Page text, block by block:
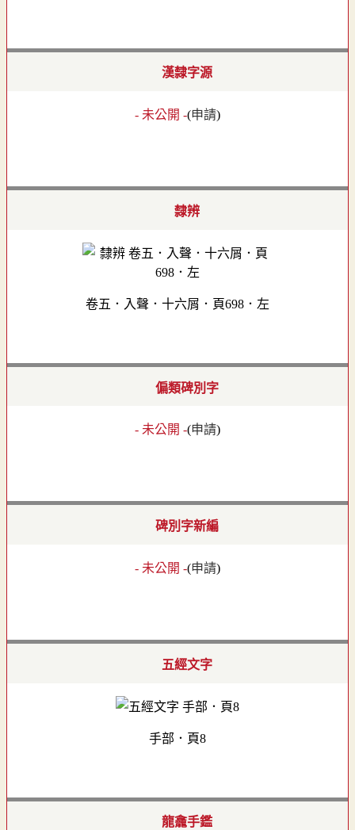
漢隸字源
- 未公開 -(申請)
隸辨
卷五．入聲．十六屑．頁698．左
偏類碑別字
- 未公開 -(申請)
碑別字新編
- 未公開 -(申請)
五經文字
手部．頁8
龍龕手鑑